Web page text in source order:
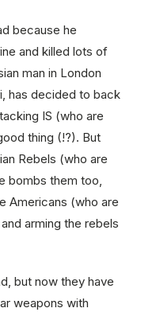
because he
and killed lots of
man in London
has decided to back
IS (who are
thing (!?). But
Rebels (who are
bombs them too,
Americans (who are
arming the rebels
but now they have
weapons with